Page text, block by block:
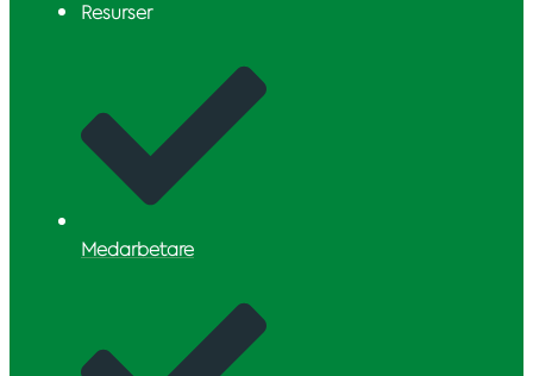
Resurser
Medarbetare